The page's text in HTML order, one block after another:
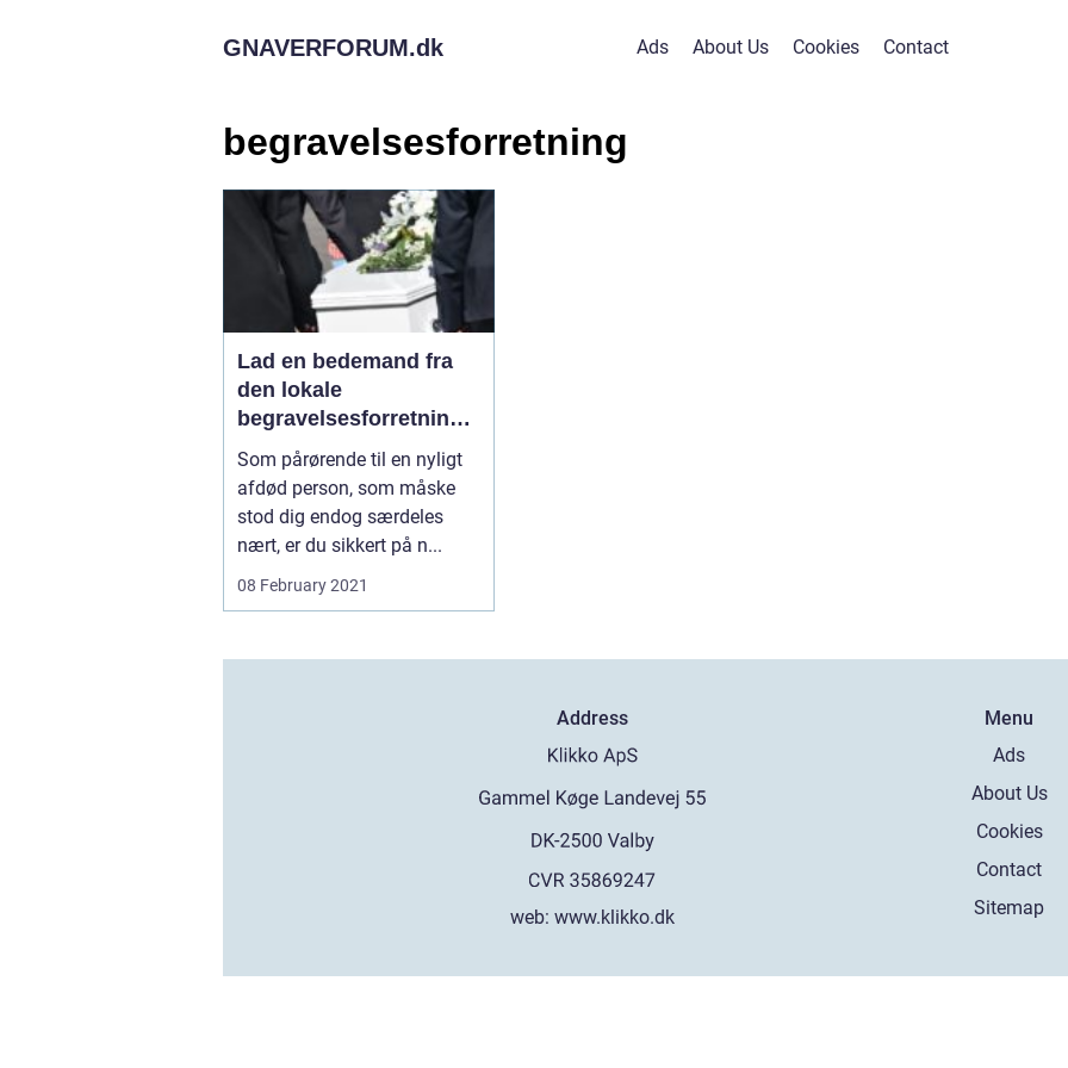
GNAVERFORUM.dk Ads About Us Cookies Contact
begravelsesforretning
Lad en bedemand fra
den lokale
begravelsesforretning
forestå bisættelsen
Som pårørende til en nyligt
afdød person, som måske
stod dig endog særdeles
nært, er du sikkert på n...
08 February 2021
Address
web:www.klikko.dk
Menu
Ads
About Us
Cookies
Contact
Sitemap